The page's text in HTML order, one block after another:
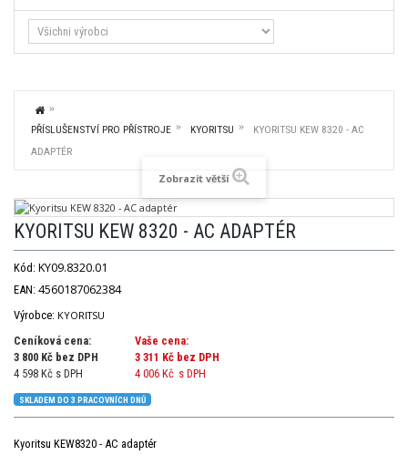
PŘÍSLUŠENSTVÍ PRO PŘÍSTROJE KYORITSU
KYORITSU KEW 8320 - AC
ADAPTÉR
Zobrazit větší
KYORITSU KEW 8320 - AC ADAPTÉR
Kód: KY09.8320.01
EAN: 4560187062384
Výrobce: KYORITSU
Ceníková cena:
3 800 Kč bez DPH
4 598 Kč s DPH
Vaše cena:
3 311 Kč bez DPH
4 006 Kč s DPH
SKLADEM DO 3 PRACOVNÍCH DNŮ
Kyoritsu KEW8320 - AC adaptér